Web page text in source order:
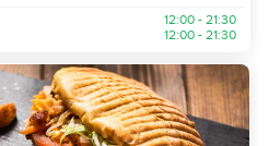
12:00 - 21:30
12:00 - 21:30